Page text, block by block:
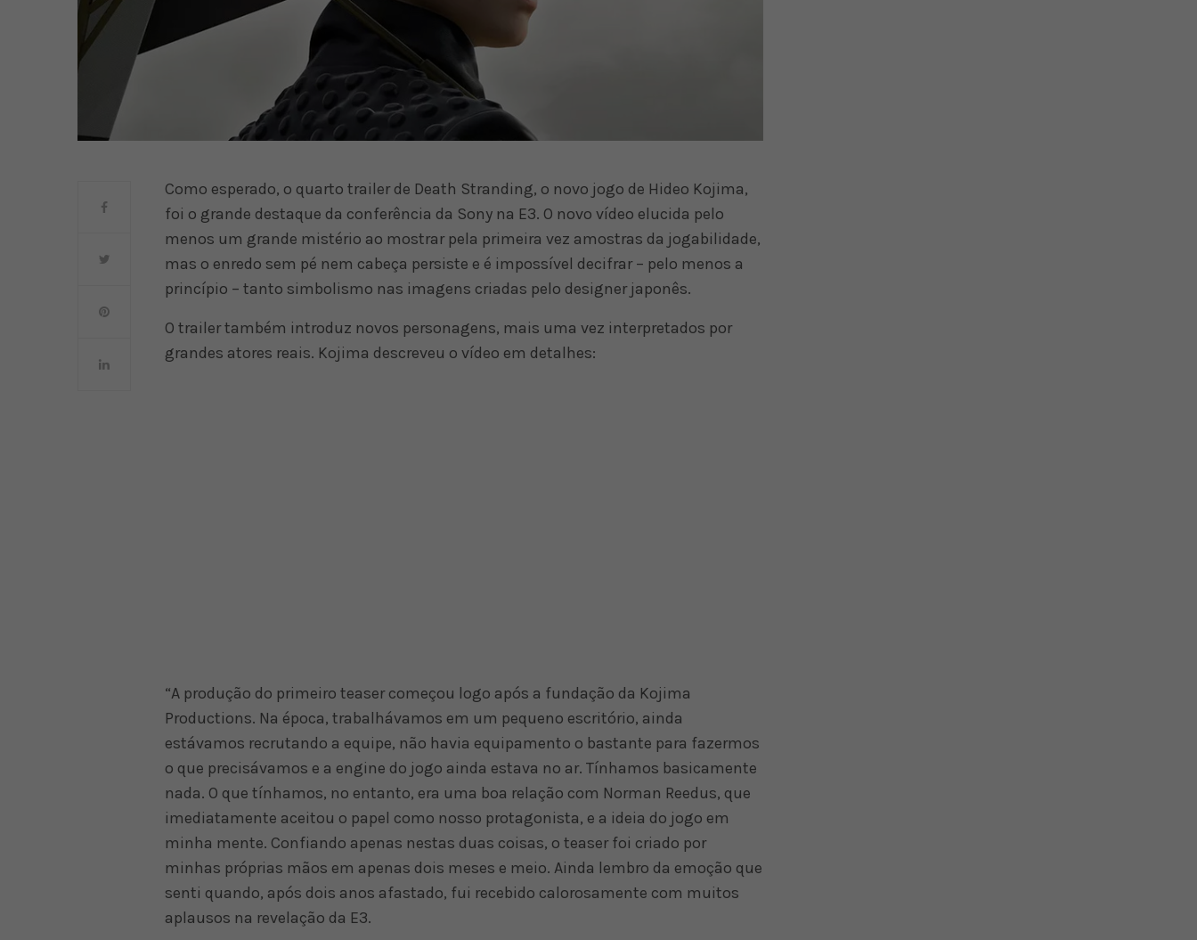
Como esperado, o quarto trailer de Death Stranding, o novo jogo de Hideo Kojima,
foi o grande destaque da conferência da Sony na E3. O novo vídeo elucida pelo
menos um grande mistério ao mostrar pela primeira vez amostras da jogabilidade,
mas o enredo sem pé nem cabeça persiste e é impossível decifrar – pelo menos a
princípio – tanto simbolismo nas imagens criadas pelo designer japonês.
O trailer também introduz novos personagens, mais uma vez interpretados por
grandes atores reais. Kojima descreveu o vídeo em detalhes:
“A produção do primeiro teaser começou logo após a fundação da Kojima
Productions. Na época, trabalhávamos em um pequeno escritório, ainda
estávamos recrutando a equipe, não havia equipamento o bastante para fazermos
o que precisávamos e a engine do jogo ainda estava no ar. Tínhamos basicamente
nada. O que tínhamos, no entanto, era uma boa relação com Norman Reedus, que
imediatamente aceitou o papel como nosso protagonista, e a ideia do jogo em
minha mente. Confiando apenas nestas duas coisas, o teaser foi criado por
minhas próprias mãos em apenas dois meses e meio. Ainda lembro da emoção que
senti quando, após dois anos afastado, fui recebido calorosamente com muitos
aplausos na revelação da E3.